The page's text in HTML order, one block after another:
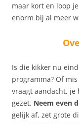
maar kort en loop
enorm bij al meer
Is die kikker nu
programma? Of
vraagt aandacht, je
gezet. Neem even
gelijk af, zet grote